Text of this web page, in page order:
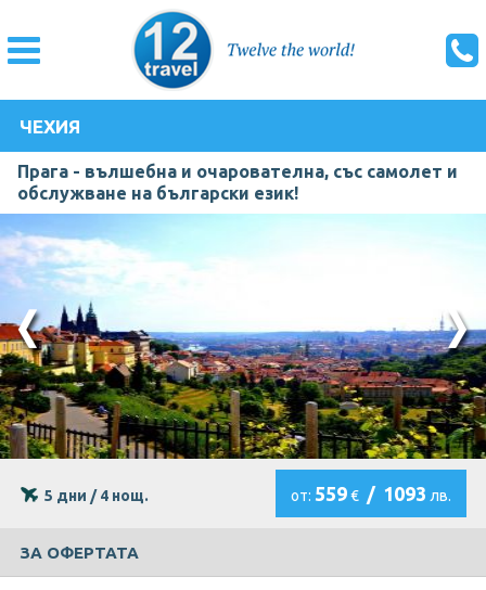
ЧЕХИЯ
Прага - вълшебна и очарователна, със самолет и
обслужване на български език!
5 дни / 4 нощ. от: 559€ / 1093 лв.
ЗА ОФЕРТАТА